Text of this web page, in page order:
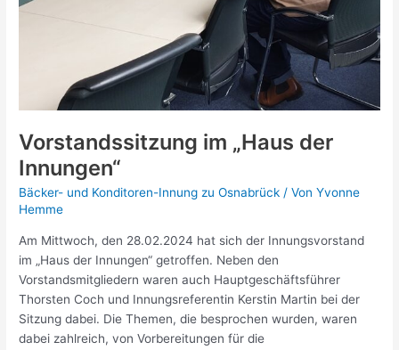
Vorstandssitzung im „Haus der
Innungen“
Bäcker- und Konditoren-Innung zu Osnabrück / VonYvonne
Hemme
Am Mittwoch, den 28.02.2024 hat sich der Innungsvorstand
im „Haus der Innungen“ getroffen. Neben den
Vorstandsmitgliedern waren auch Hauptgeschäftsführer
Thorsten Coch und Innungsreferentin Kerstin Martin bei der
Sitzung dabei. Die Themen, die besprochen wurden, waren
dabei zahlreich, von Vorbereitungen für die